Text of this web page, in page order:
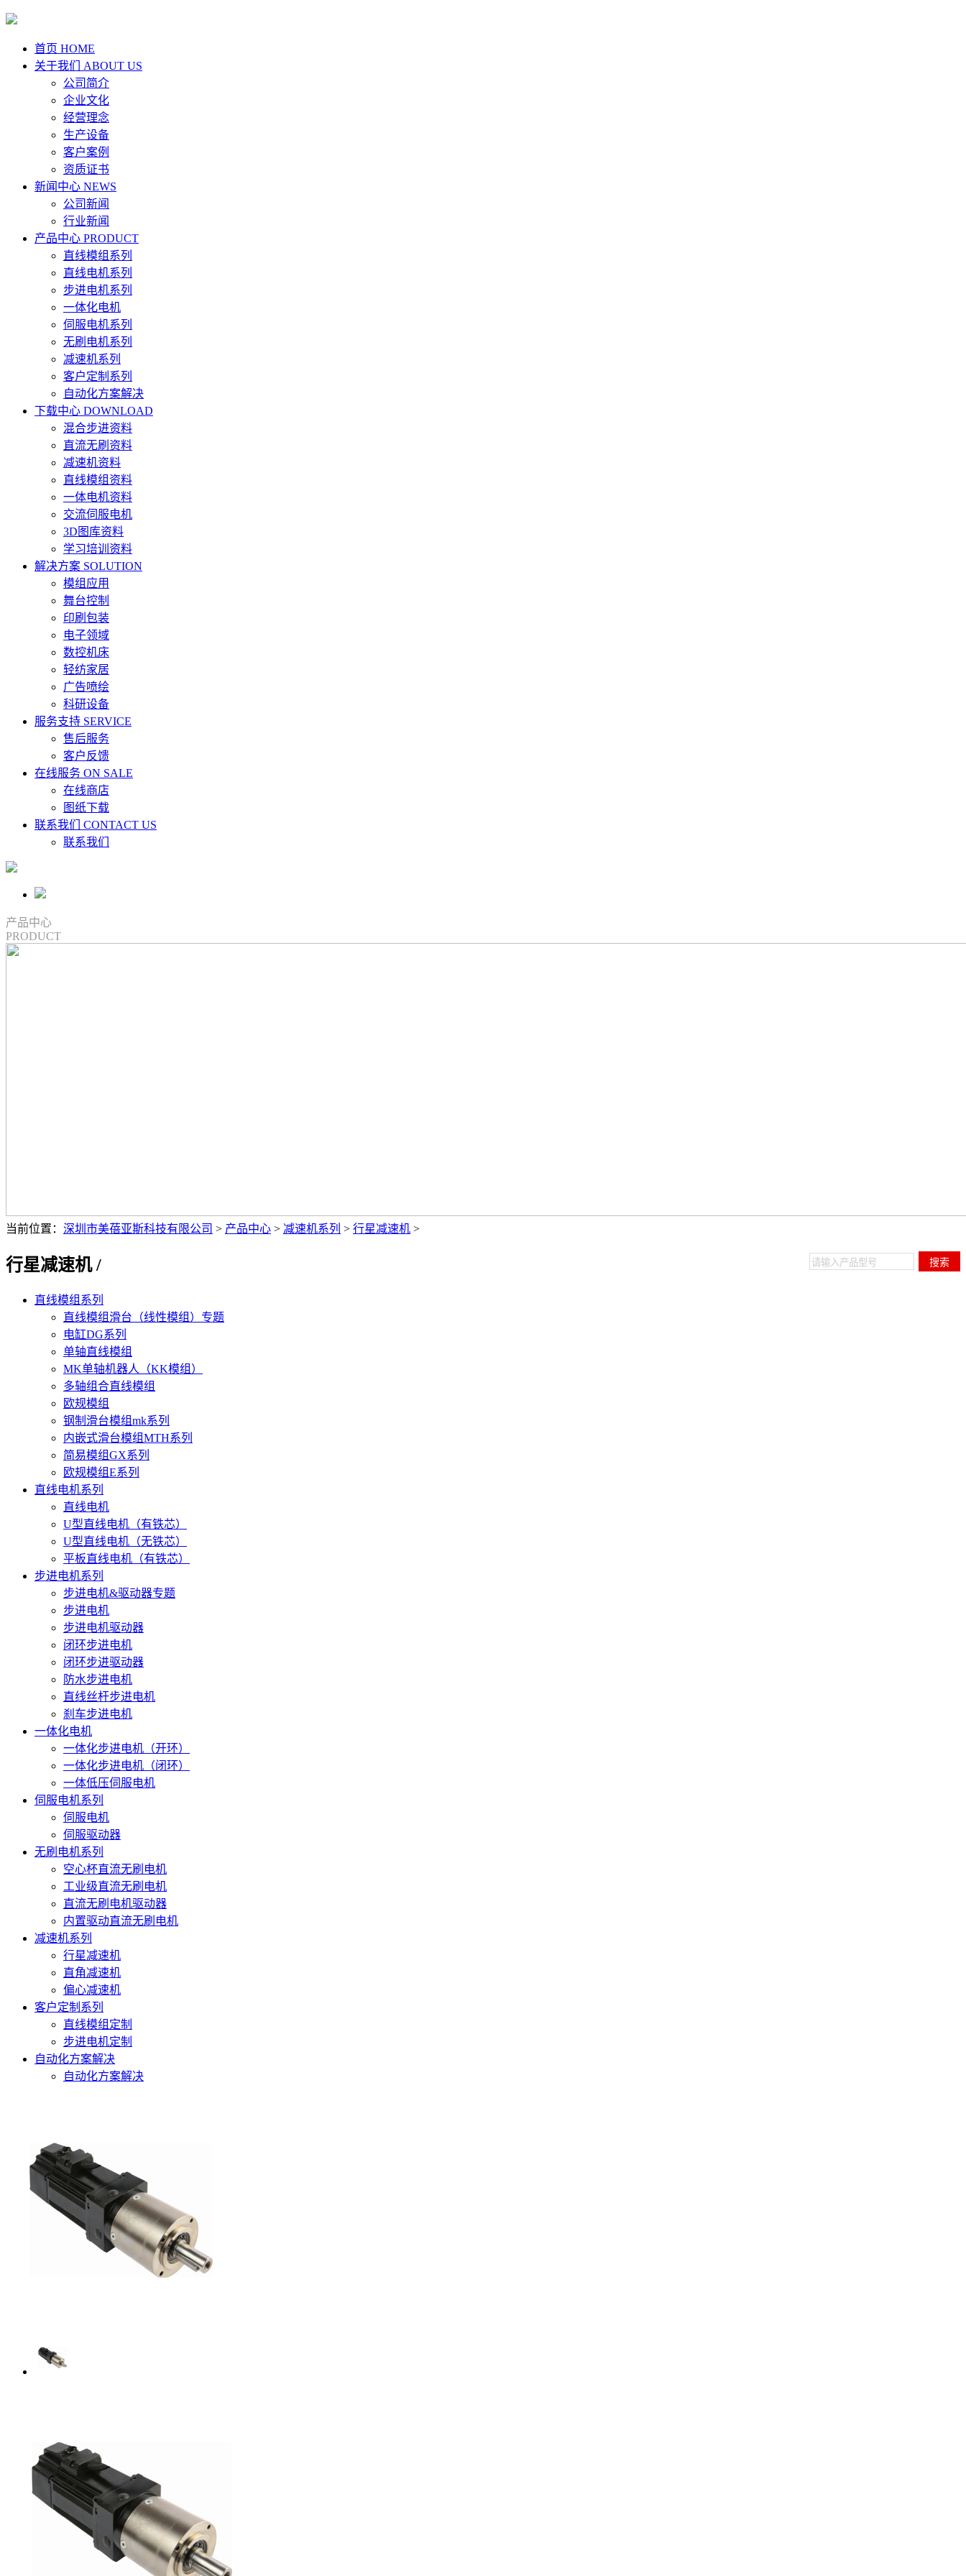
首页 HOME
关于我们
ABOUT US
公司简介
企业文化
经营理念
生产设备
客户案例
资质证书
新闻中心 NEWS
公司新闻
行业新闻
产品中心 PRODUCT
直线模组系列
直线电机系列
步进电机系列
一体化电机
伺服电机系列
无刷电机系列
减速机系列
客户定制系列
自动化方案解决
下载中心 DOWNLOAD
混合步进资料
直流无刷资料
减速机资料
直线模组资料
一体电机资料
交流伺服电机
3D图库资料
学习培训资料
解决方案 SOLUTION
模组应用
舞台控制
印刷包装
电子领域
数控机床
轻纺家居
广告喷绘
科研设备
服务支持 SERVICE
售后服务
客户反馈
在线服务 ON SALE
在线商店
图纸下载
联系我们
CONTACT US
联系我们
产品中心
PRODUCT
当前位置： 深圳市美蓓亚斯科技有限公司 > 产品中心 > 减速机系列 > 行星减速机 >
行星减速机/
直线模组系列
直线模组滑台（线性模组）专题
电缸DG系列
单轴直线模组
MK单轴机器人（KK模组）
多轴组合直线模组
欧规模组
钢制滑台模组mk系列
内嵌式滑台模组MTH系列
简易模组GX系列
欧规模组E系列
直线电机系列
直线电机
U型直线电机（有铁芯）
U型直线电机（无铁芯）
平板直线电机（有铁芯）
步进电机系列
步进电机&驱动器专题
步进电机
步进电机驱动器
闭环步进电机
闭环步进驱动器
防水步进电机
直线丝杆步进电机
刹车步进电机
一体化电机
一体化步进电机（开环）
一体化步进电机（闭环）
一体低压伺服电机
伺服电机系列
伺服电机
伺服驱动器
无刷电机系列
空心杯直流无刷电机
工业级直流无刷电机
直流无刷电机驱动器
内置驱动直流无刷电机
减速机系列
行星减速机
直角减速机
偏心减速机
客户定制系列
直线模组定制
步进电机定制
自动化方案解决
自动化方案解决